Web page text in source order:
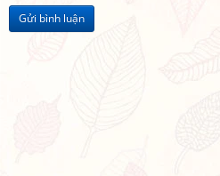
Gửi bình luận